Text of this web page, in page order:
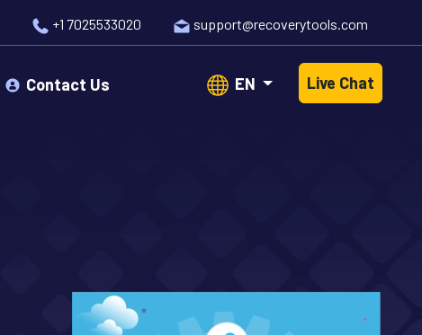
+1 7025533020 support@recoverytools.com
Contact Us EN Live Chat